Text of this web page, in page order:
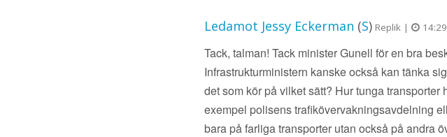
Ledamot Jessy Eckerman (S) Replik | 14:29
Tack, talman! Tack minister Gunell för en bra
Infrastrukturministern kanske också kan tänka
det som kör på vilket sätt? Hur tunga
exempel polisens trafikövervakningsavdelning
bara på farliga transporter utan också på andra